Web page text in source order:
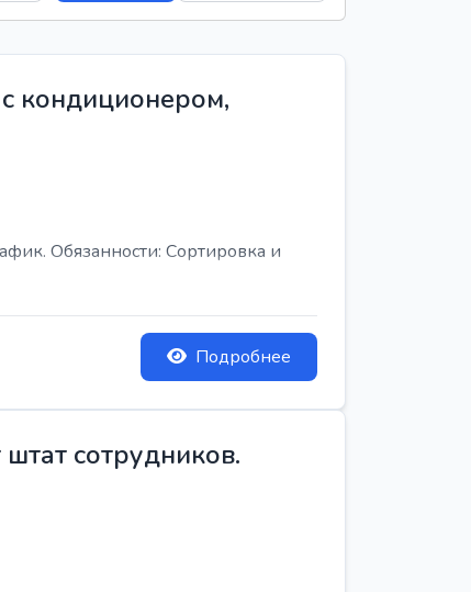
кондиционером,
Обязанности: Сортировка и
Подробнее
сотрудников.